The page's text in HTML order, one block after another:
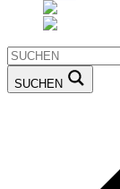
SUCHEN